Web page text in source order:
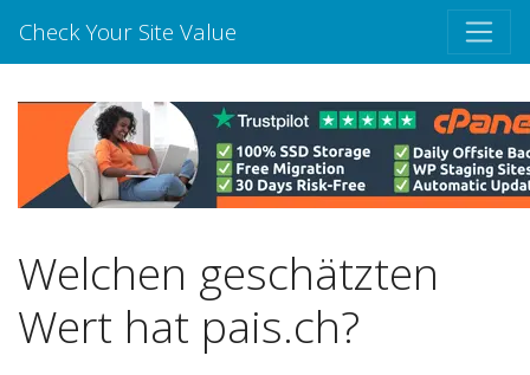
Check Your Site Value
Welchen geschätzten
Wert hat pais.ch?